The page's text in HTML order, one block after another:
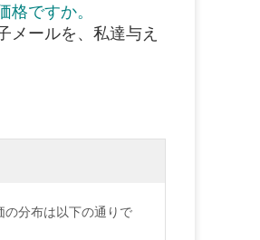
ですか。
メールを、私達与え
の分布は以下の通りで